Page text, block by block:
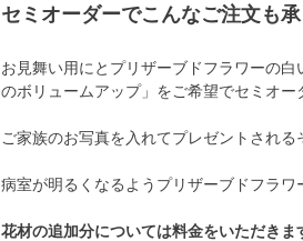
セミオーダーでこんなご注文も承
お見舞い用にとプリザーブドフラワーの
のボリュームアップ」をご希望でセミオー
ご家族のお写真を入れてプレゼントされる
病室が明るくなるようプリザーブドフラワ
花材の追加分については料金をいただきま